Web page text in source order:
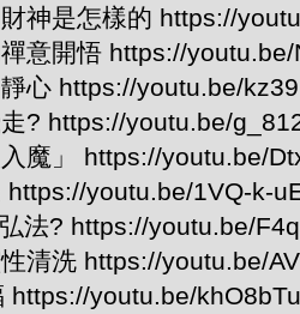
神是怎樣的 https://
意開悟 https://youtu.be/
心 https://youtu.be/
? https://youtu.be/
魔」 https://youtu.be/
https://youtu.be/1VQ-k-
法? https://youtu.be/
清洗 https://youtu.be/
https://youtu.be/